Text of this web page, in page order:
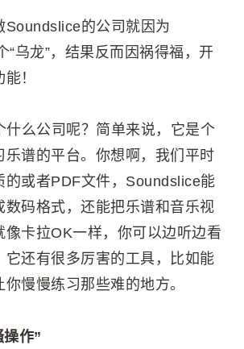
Soundslice的公司就因为
“乌龙”，结果反而因祸得福，开
！
什么公司呢？简单来说，它是个
乐谱的平台。你想啊，我们平时
的或者PDF文件，Soundslice能
数码格式，还能把乐谱和音乐视
像卡拉OK一样，你可以边听边看
它还有很多厉害的工具，比如能
慢慢练习那些难的地方。
作”